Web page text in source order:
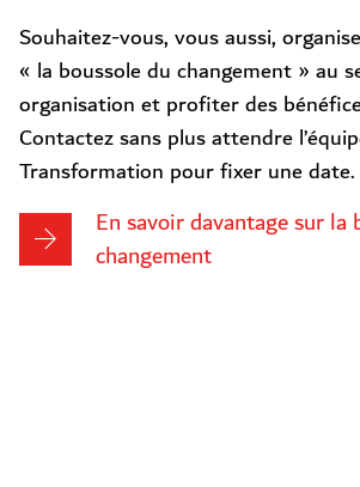
Souhaitez-vous, vous aussi,
« la boussole du changement » au
organisation et profiter des
Contactez sans plus attendre
Transformation pour fixer une date.
En savoir davantage sur la
changement